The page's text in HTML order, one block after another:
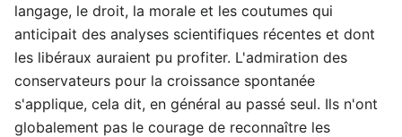
langage, le droit, la morale et les coutumes qui
anticipait des analyses scientifiques récentes et dont
les libéraux auraient pu profiter. L'admiration des
conservateurs pour la croissance spontanée
s'applique, cela dit, en général au passé seul. Ils n'ont
globalement pas le courage de reconnaître les